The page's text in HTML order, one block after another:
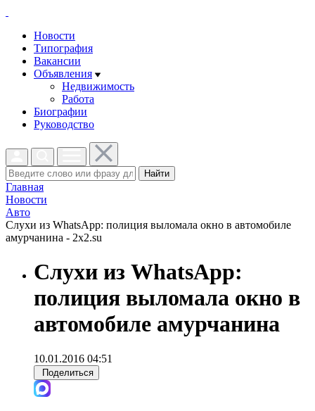
Новости
Типография
Вакансии
Объявления
Недвижимость
Работа
Биографии
Руководство
Найти
Главная
Новости
Авто
Слухи из WhatsApp: полиция выломала окно в автомобиле
амурчанина - 2x2.su
Слухи из WhatsApp:
полиция выломала окно в
автомобиле амурчанина
10.01.2016 04:51
Поделиться